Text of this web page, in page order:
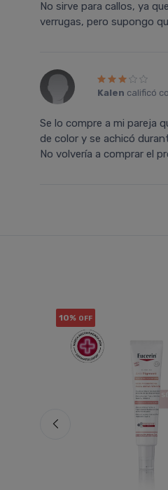
No sirve para callos, ya
verrugas, pero supongo
Kalen calificó
Se lo compre a mi pareja
de color y se achicó
No volvería a comprar el
10% OFF